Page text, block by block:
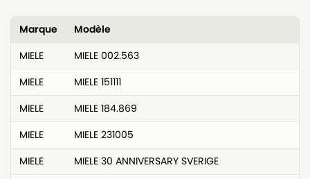
Marque
Modèle
MIELE
MIELE 002.563
MIELE
MIELE 151111
MIELE
MIELE 184.869
MIELE
MIELE 231005
MIELE
MIELE 30 ANNIVERSARY SVERIGE